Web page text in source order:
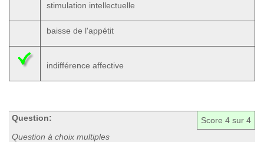
stimulation intellectuelle
baisse de l'appétit
indifférence affective
Score 4 sur 4
Question:
Question à choix multiples